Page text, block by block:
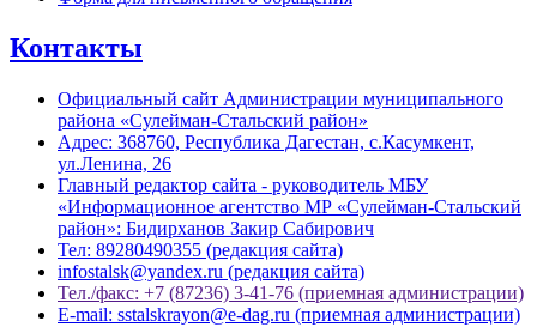
Контакты
Официальный сайт Администрации муниципального
района «Сулейман-Стальский район»
Адрес: 368760, Республика Дагестан, с.Касумкент,
ул.Ленина, 26
Главный редактор сайта - руководитель МБУ
«Информационное агентство МР «Сулейман-Стальский
район»: Бидирханов Закир Сабирович
Тел: 89280490355 (редакция сайта)
infostalsk@yandex.ru (редакция сайта)
Тел./факс: +7 (87236) 3-41-76 (приемная администрации)
E-mail: sstalskrayon@e-dag.ru (приемная администрации)